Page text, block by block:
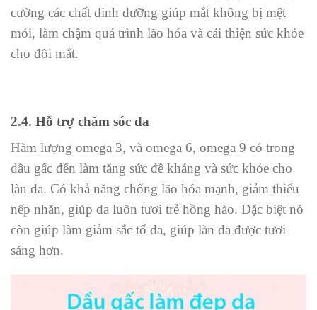
cường các chất dinh dưỡng giúp mắt không bị mệt
mỏi, làm chậm quá trình lão hóa và cải thiện sức khỏe
cho đôi mắt.
2.4. Hỗ trợ chăm sóc da
Hàm lượng omega 3, và omega 6, omega 9 có trong
dầu gấc đến làm tăng sức đề kháng và sức khỏe cho
làn da. Có khả năng chống lão hóa mạnh, giảm thiểu
nếp nhăn, giúp da luôn tươi trẻ hồng hào. Đặc biệt nó
còn giúp làm giảm sắc tố da, giúp làn da được tươi
sáng hơn.